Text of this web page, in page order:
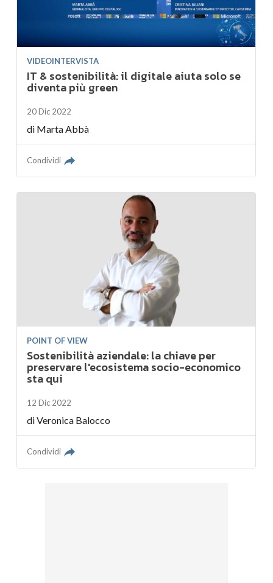
VIDEOINTERVISTA
IT & sostenibilità: il digitale aiuta solo se
diventa più green
20 Dic 2022
di Marta Abbà
Condividi
POINT OF VIEW
Sostenibilità aziendale: la chiave per
preservare l'ecosistema socio-economico
sta qui
12 Dic 2022
diVeronica Balocco
Condividi